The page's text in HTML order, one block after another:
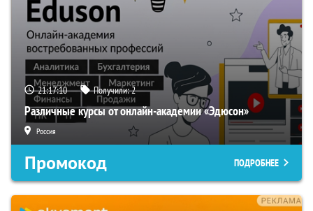
21:17:09 Получили:2
Различные курсы от онлайн-академии «Эдюсон»
Россия
Промокод ПОДРОБНЕЕ